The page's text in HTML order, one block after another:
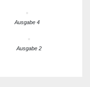
Ausgabe 4
Ausgabe 2